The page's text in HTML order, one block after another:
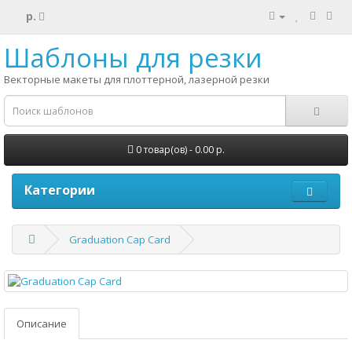
р.
Шаблоны для резки
Векторные макеты для плоттерной, лазерной резки
0 товар(ов) - 0.00 р.
Категории
Graduation Cap Card
Описание